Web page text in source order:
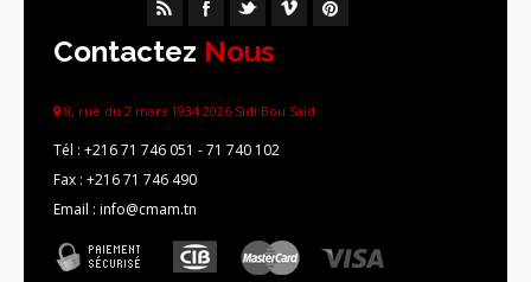
Contactez Nous
8, rue du 2 mars 1934 2026 Sidi Bou Saïd
Tél : +216 71 746 051 - 71 740 102
Fax : +216 71 746 490
Email : info@cmam.tn